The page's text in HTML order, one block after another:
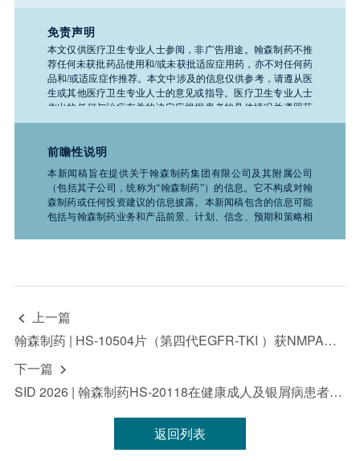
免责声明
本文仅供医疗卫生专业人士参阅，非广告用途。翰森制药不推
荐任何未获批药品使用和/或未获批适应症用药，亦不对任何药
品和/或适应症作推荐。本文中涉及的信息仅供参考，请遵从医
生或其他医疗卫生专业人士的意见或指导。医疗卫生专业人士
作出的任何与治疗有关的决定应根据患者的具体情况并遵照药
品说明书。如需了解公司任何产品、医疗或疾病的相关信息，
前瞻性说明
本新闻稿旨在提供关于翰森制药集团有限公司及其附属公司
（包括其子公司，统称为“翰森制药”）的信息。它不构成对翰
森制药或任何投资建议的信息披露。本新闻稿包含的信息可能
包括与翰森制药业务和产品前景、计划、信念、预期和策略相
实际结果可能与此处所述有显著差异，且过去的证券价格趋势
投资决策时应谨慎行事。“致力于”“预期”“相信”“预测”“意
图”“预计”“可能”“将”“应该”“计划”“继续”“目标”“考虑”“估计”“指
导”“潜在”“追求”以及于任何未来计划、行动或事件的讨论中使
用的类似词语和术语，均表示前瞻性声明。翰森制药不承诺或
保证前瞻性信息的准确性、及时性或完整性，并且不承担更新
或修订这些前瞻性声明的义务。无论是翰森制药还是其任何董
性声明负责，也不对因依赖本新闻稿中提供的信息而产生的任
何损失或损害负责，包括但不限于直接、偶然、间接或惩罚性
的损害。本新闻稿中的所有信息均为发布之日的最新信息。除
 上一篇
翰森制药 | HS-10504片（第四代EGFR-TKI ）获NMPA批准纳入突破性治疗药物
下一篇 
SID 2026 | 翰森制药HS-20118在健康成人及银屑病患者中的I期临床数据发布
返回列表